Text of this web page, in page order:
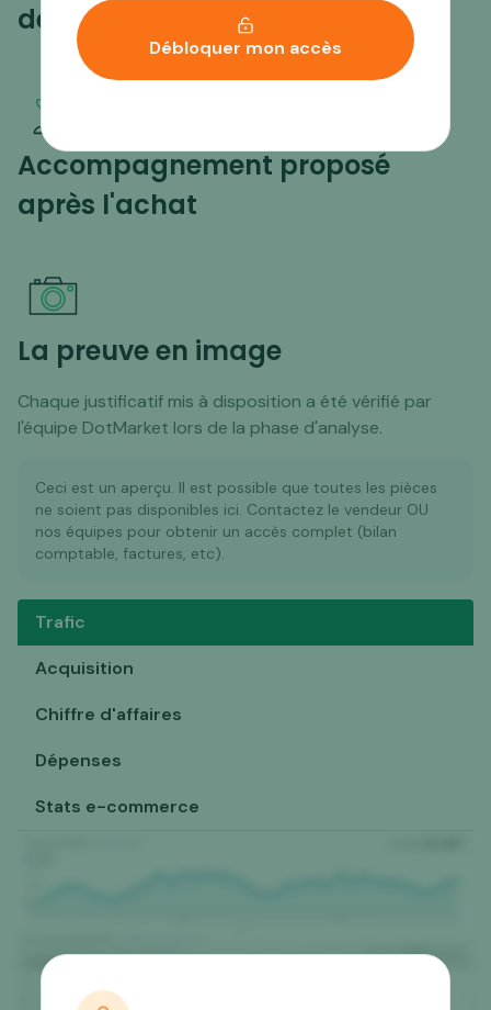
Débloquer mon accès
derniers mois
Accompagnement proposé
après l'achat
La preuve en image
Chaque justificatif mis à disposition a été vérifié par
l'équipe DotMarket lors de la phase d'analyse.
Ceci est un aperçu. Il est possible que toutes les pièces
ne soient pas disponibles ici. Contactez le vendeur OU
nos équipes pour obtenir un accès complet (bilan
comptable, factures, etc).
Trafic
Acquisition
Chiffre d'affaires
Dépenses
Stats e-commerce